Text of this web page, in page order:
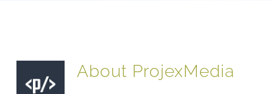
About ProjexMedia